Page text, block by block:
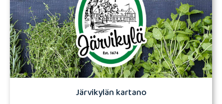
Järvikylän kartano